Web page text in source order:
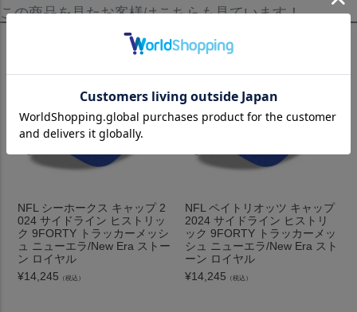
この商品を見たお客様はこちらも見ています！
NFL シーホークス キャップ 2
024 サイドライン ヒストリッ
ク 9FORTY トラッカーメッシ
ュ ニューエラ/New Era ストー
ン ロイヤル
¥14,245 （税込）
NFL ペイトリオッツ キャップ
2024 サイドライン ヒストリ
ック 9FORTY トラッカーメッ
シュ ニューエラ/New Era スト
ーン ロイヤル
¥14,245 （税込）